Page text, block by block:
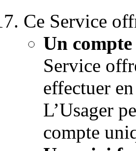
Ce Service
Un
Service
effectuer
L’Usager
compte